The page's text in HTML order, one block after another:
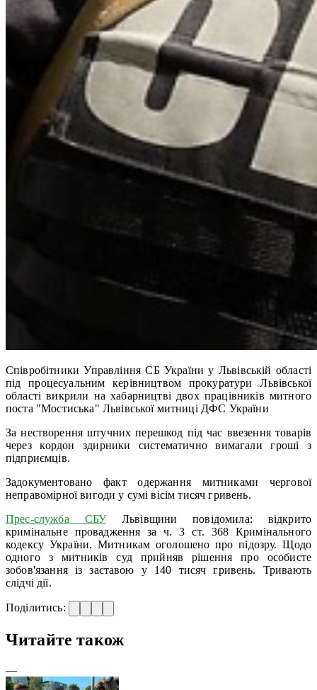
Співробітники Управління СБ України у Львівській області
під процесуальним керівництвом прокуратури Львівської
області викрили на хабарництві двох працівників митного
поста "Мостиська" Львівської митниці ДФС України
За нестворення штучних перешкод під час ввезення товарів
через кордон здирники систематично вимагали гроші з
підприємців.
Задокументовано факт одержання митниками чергової
неправомірної вигоди у сумі вісім тисяч гривень.
Прес-служба СБУЛьвівщини повідомила: відкрито
кримінальне провадження за ч. 3 ст. 368 Кримінального
кодексу України. Митникам оголошено про підозру. Щодо
одного з митників суд прийняв рішення про особисте
зобов'язання із заставою у 140 тисяч гривень. Тривають
слідчі дії.
Поділитись:
Читайте також
—